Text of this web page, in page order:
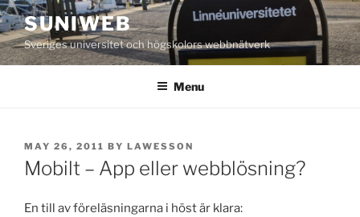
Skip
to
content
SUNIWEB
Sveriges universitet och högskolors webbnätverk
Menu
POSTED
ON
MAY 26, 2011 BY LAWESSON
Mobilt – App eller webblösning?
En till av föreläsningarna i höst är klara: